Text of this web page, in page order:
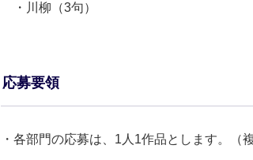
・川柳（3句）
応募要領
・各部門の応募は、1人1作品とします。（